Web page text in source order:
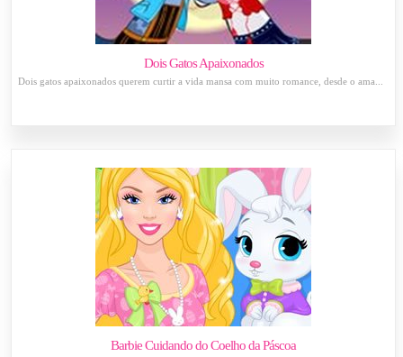
Dois Gatos Apaixonados
Dois gatos apaixonados querem curtir a vida mansa com muito romance, desde o ama...
Barbie Cuidando do Coelho da Páscoa